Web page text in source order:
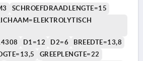
SCHROEFDRAADLENGTE=15
D1=12 D2=6
BREEDTE=13,8
GREEPLENGTE=22